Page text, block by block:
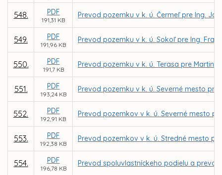
548. PDF
191,31 KB
Prevod pozemku v k. ú. Čermeľ pre Ing.
549. PDF
191,96 KB
Prevod pozemku v k. ú. Sokoľ pre Ing.
550. PDF
191,7 KB
Prevod pozemku v k. ú. Terasa pre
551. PDF
193,24 KB
Prevod pozemku v k. ú. Severné mesto
552. PDF
192,91 KB
Prevod pozemkov v k. ú. Severné mesto
553. PDF
192,38 KB
Prevod pozemkov v k. ú. Stredné mesto
554. PDF
196,78 KB
Prevod spoluvlastníckeho podielu a